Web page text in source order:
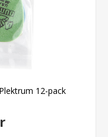
12-pack